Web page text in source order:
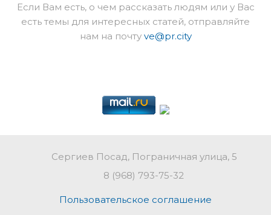
Если Вам есть, о чем рассказать людям или у Вас
есть темы для интересных статей, отправляйте
нам на почту ve@pr.city
Сергиев Посад, Пограничная улица, 5
8 (968) 793-75-32
Пользовательское соглашение